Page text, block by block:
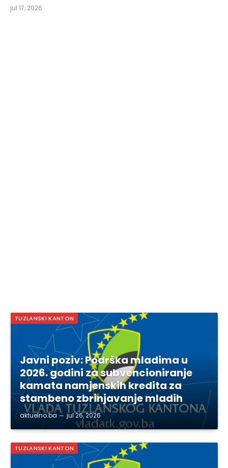
jul 17, 2026
TUZLANSKI KANTON
Javni poziv: Podrška mladima u
2026. godini za subvencioniranje
kamata namjenskih kredita za
stambeno zbrinjavanje mladih
aktuelno.ba jul 26, 2026
TUZLANSKI KANTON